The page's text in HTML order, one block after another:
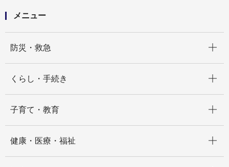
メニュー
防災・救急
くらし・手続き
子育て・教育
健康・医療・福祉